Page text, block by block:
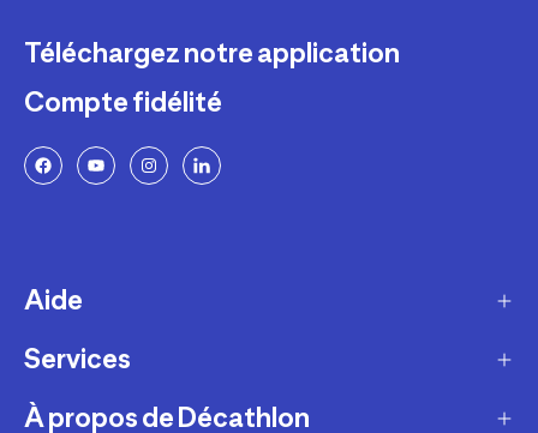
Téléchargez notre application
Compte fidélité
Aide
Livraison
Retours et échanges
Services
Programme de fidélité
À propos de Décathlon